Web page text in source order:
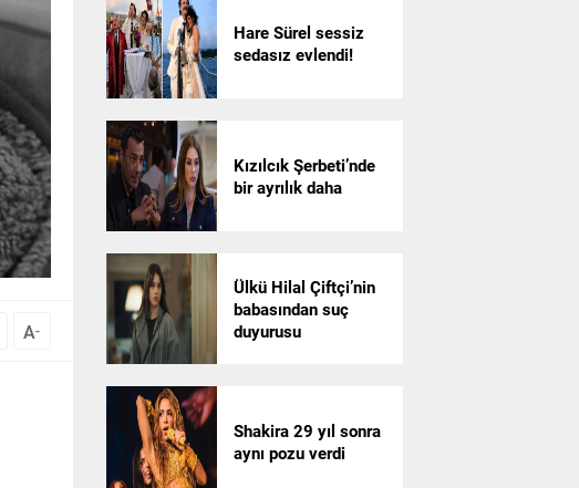
A-
Hare Sürel sessiz
sedasız evlendi!
Kızılcık Şerbeti’nde
bir ayrılık daha
Ülkü Hilal Çiftçi’nin
babasından suç
duyurusu
Shakira 29 yıl sonra
aynı pozu verdi